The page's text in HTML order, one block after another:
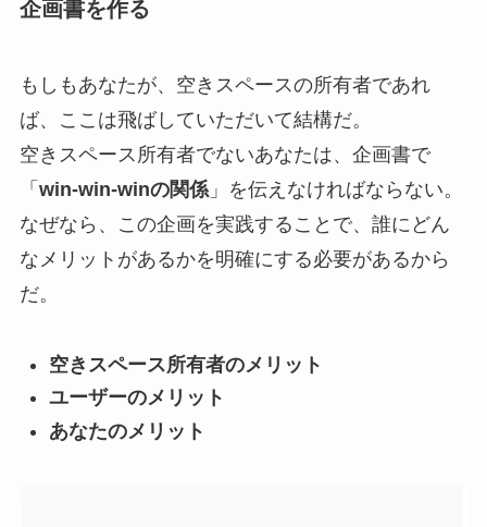
企画書を作る
もしもあなたが、空きスペースの所有者であれ
ば、ここは飛ばしていただいて結構だ。
空きスペース所有者でないあなたは、企画書で
「 win-win-winの関係」を伝えなければならない。
なぜなら、この企画を実践することで、誰にどん
なメリットがあるかを明確にする必要があるから
だ。
空きスペース所有者のメリット
ユーザーのメリット
あなたのメリット